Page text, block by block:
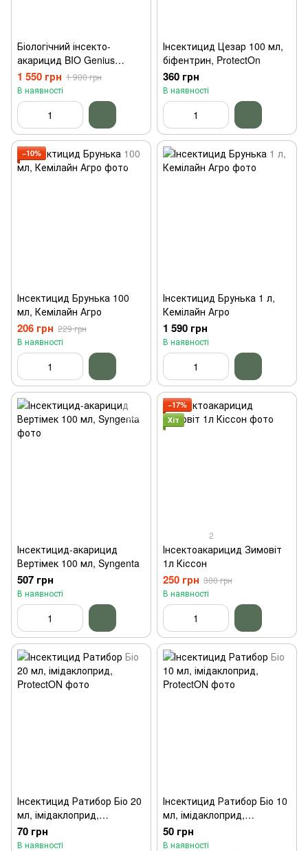
Біологічний інсекто-
акарицид BIO Genius
Метабо 1л
1 550 грн 1 900 грн
В наявності
Інсектицид Цезар 100 мл,
біфентрин, ProtectOn
360 грн
В наявності
−10%
Інсектицид Брунька 100
мл, Кемілайн Агро
206 грн 229 грн
В наявності
Інсектицид Брунька 1 л,
Кемілайн Агро
1 590 грн
В наявності
Інсектицид-акарицид
Вертімек 100 мл, Syngenta
507 грн
В наявності
−17%
Хіт
2
Інсектоакарицид Зимовіт
1л Кіссон
250 грн 300 грн
В наявності
Інсектицид Ратибор Біо 20
мл, імідаклоприд,
ProtectON
70 грн
В наявності
Інсектицид Ратибор Біо 10
мл, імідаклоприд,
ProtectON
50 грн
В наявності